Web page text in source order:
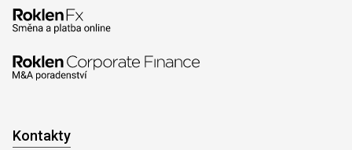
Kontakty